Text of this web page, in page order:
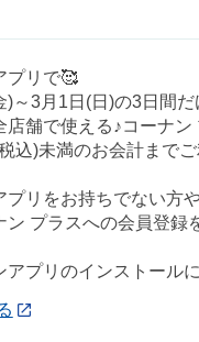
プリで🥰
)～3月1日(日)の3日間
店舗で使える♪コーナ
込)未満のお会計までご
プリをお持ちでない方
ン プラスへの会員登録
プリのインストール